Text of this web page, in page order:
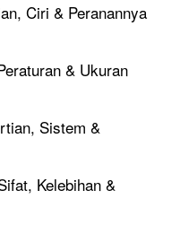
Ciri & Peranannya
& Ukuran
Sistem &
Kelebihan &